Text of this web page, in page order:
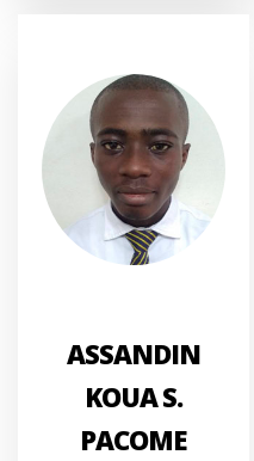
ASSANDIN
KOUA S.
PACOME